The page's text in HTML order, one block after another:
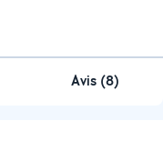
Avis (8)